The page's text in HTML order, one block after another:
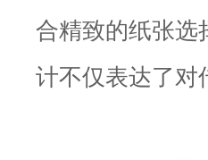
合精致的纸张选
计不仅表达了对